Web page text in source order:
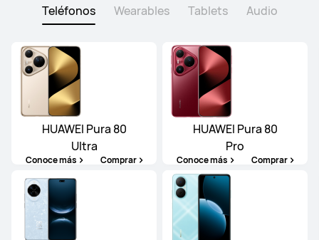
Teléfonos Wearables Tablets Audio
HUAWEI Pura 80
Ultra
Conoce más Comprar
HUAWEI Pura 80
Pro
Conoce más Comprar